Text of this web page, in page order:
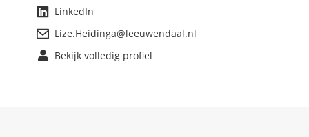
LinkedIn
Lize.Heidinga@leeuwendaal.nl
Bekijk volledig profiel